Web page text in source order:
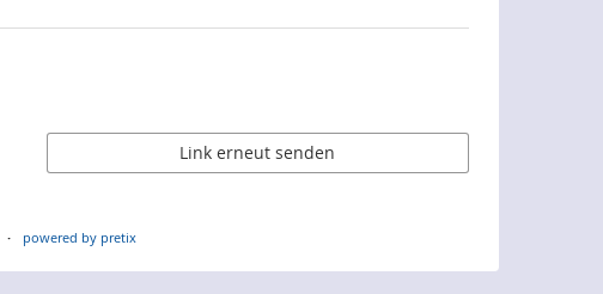
Link erneut senden
powered by pretix